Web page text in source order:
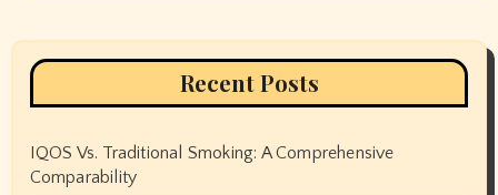
Recent Posts
IQOS Vs. Traditional Smoking: A Comprehensive
Comparability